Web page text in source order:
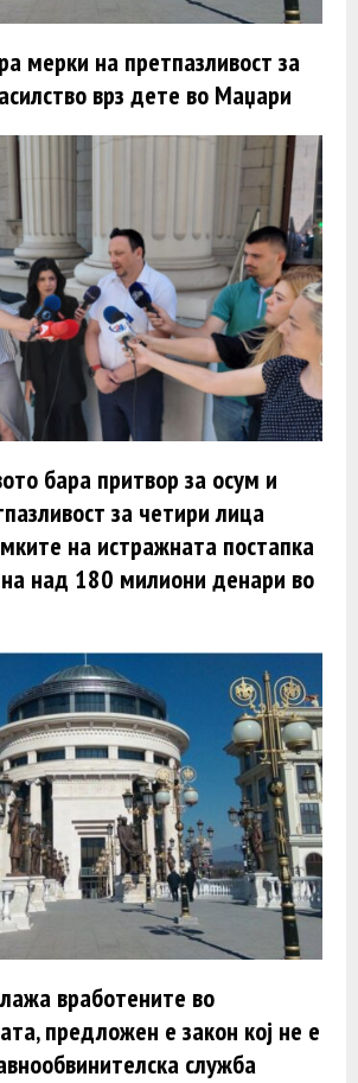
мерки на претпазливост за
врз дете во Маџари
бара притвор за осум и
за четири лица
на истражната постапка
над 180 милиони денари во
вработените во
предложен е закон кој не е
служба